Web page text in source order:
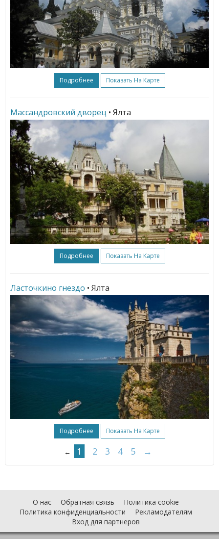
Подробнее Показать На Карте
Массандровский дворец • Ялта
Подробнее Показать На Карте
Ласточкино гнездо • Ялта
Подробнее Показать На Карте
← 1 2 3 4 5 →
О нас Обратная связь
Политика cookie
Политика конфиденциальности
Рекламодателям
Вход для партнеров